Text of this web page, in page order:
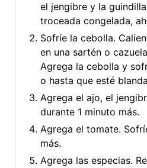
el jengibre y la
troceada congelada,
Sofríe la cebolla.
en una sartén o
Agrega la cebolla y
o hasta que esté
Agrega el ajo, el
durante 1 minuto más.
Agrega el tomate.
más.
Agrega las especias.